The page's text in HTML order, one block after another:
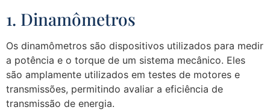
1. Dinamômetros
Os dinamômetros são dispositivos utilizados para medir
a potência e o torque de um sistema mecânico. Eles
são amplamente utilizados em testes de motores e
transmissões, permitindo avaliar a eficiência de
transmissão de energia.